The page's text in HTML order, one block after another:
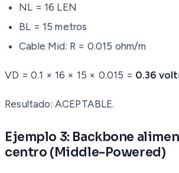
NL = 16 LEN
BL = 15 metros
Cable Mid: R = 0.015 ohm/m
VD = 0.1 × 16 × 15 × 0.015 = 0.36
Resultado: ACEPTABLE.
Ejemplo 3: Backbone
centro (Middle-Powered)